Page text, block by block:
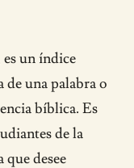
un índice
de una palabra o
bíblica. Es
de la
desee